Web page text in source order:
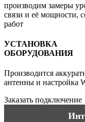
производим замеры
связи и её мощности,
работ
УСТАНОВКА
ОБОРУДОВАНИЯ
Производится
антенны и настройка
Заказать подключение